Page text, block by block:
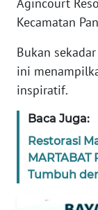
Kecamatan
Bukan
ini
inspiratif.
Baca Juga:
Restorasi
Tumbuh
News
Regional
WN
SUMUT
JAKARTA
WN
JABAR